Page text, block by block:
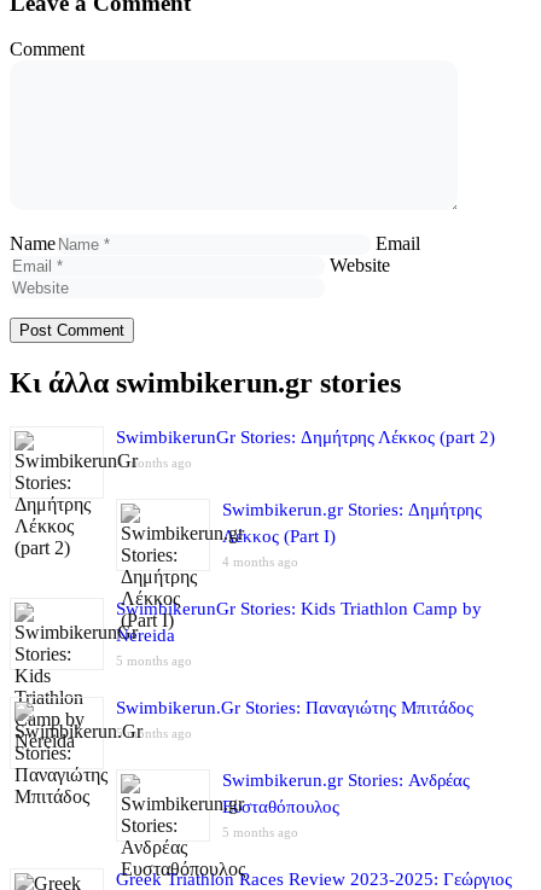
Comment
Name
Email
Website
Κι άλλα swimbikerun.gr stories
SwimbikerunGr Stories: Δημήτρης Λέκκος (part 2)
4 months ago
Swimbikerun.gr Stories: Δημήτρης
Λέκκος (Part I)
4 months ago
SwimbikerunGr Stories: Kids Triathlon Camp by
Nereida
5 months ago
Swimbikerun.Gr Stories: Παναγιώτης Μπιτάδος
5 months ago
Swimbikerun.gr Stories: Ανδρέας
Ευσταθόπουλος
5 months ago
Greek Triathlon Races Review 2023-2025: Γεώργιος